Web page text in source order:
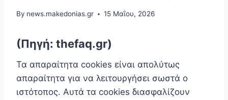
By news.makedonias.gr 15 Μαΐου, 2026
(Πηγή: thefaq.gr)
Τα απαραίτητα cookies είναι απoλύτως
απαραίτητα για να λειτουργήσει σωστά ο
ιστότοπος. Αυτά τα cookies διασφαλίζουν